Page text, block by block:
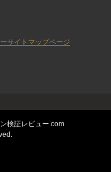
サイトマップページ
検証レビュー.com